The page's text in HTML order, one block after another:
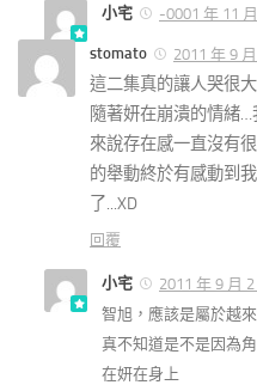
小宅 -0001 年 11
stomato 2011 年 9
這二集真的讓人哭很
隨著妍在崩潰的情緒
來說存在感一直沒有
的舉動終於有感動到
了...XD
回覆
小宅
2011 年 9 月
智旭，應該是屬於越
真不知道是不是因為
在妍在身上